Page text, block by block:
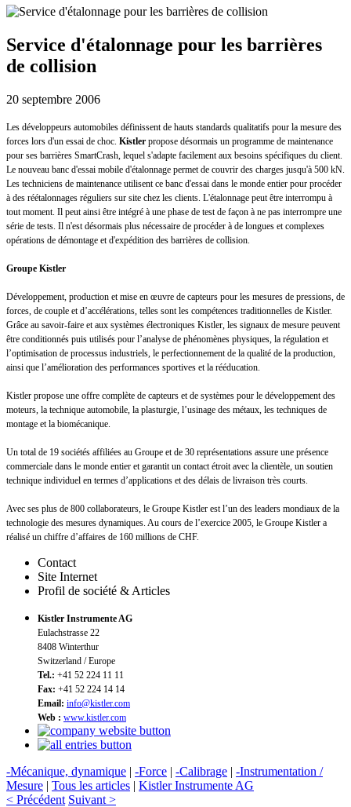
Service d'étalonnage pour les barrières
de collision
20 septembre 2006
Les développeurs automobiles définissent de hauts standards qualitatifs pour la mesure des
forces lors d'un essai de choc. Kistler propose désormais un programme de maintenance
pour ses barrières SmartCrash, lequel s'adapte facilement aux besoins spécifiques du client.
Le nouveau banc d'essai mobile d'étalonnage permet de couvrir des charges jusqu'à 500 kN.
Les techniciens de maintenance utilisent ce banc d'essai dans le monde entier pour procéder
à des réétalonnages réguliers sur site chez les clients. L'étalonnage peut être interrompu à
tout moment. Il peut ainsi être intégré à une phase de test de façon à ne pas interrompre une
série de tests. Il n'est désormais plus nécessaire de procéder à de longues et complexes
opérations de démontage et d'expédition des barrières de collision.
Groupe Kistler
Développement, production et mise en œuvre de capteurs pour les mesures de pressions, de
forces, de couple et d’accélérations, telles sont les compétences traditionnelles de Kistler.
Grâce au savoir-faire et aux systèmes électroniques Kistler, les signaux de mesure peuvent
être conditionnés puis utilisés pour l’analyse de phénomènes physiques, la régulation et
l’optimisation de processus industriels, le perfectionnement de la qualité de la production,
ainsi que l’amélioration des performances sportives et la rééducation.
Kistler propose une offre complète de capteurs et de systèmes pour le développement des
moteurs, la technique automobile, la plasturgie, l’usinage des métaux, les techniques de
montage et la biomécanique.
Un total de 19 sociétés affiliées au Groupe et de 30 représentations assure une présence
commerciale dans le monde entier et garantit un contact étroit avec la clientèle, un soutien
technique individuel en termes d’applications et des délais de livraison très courts.
Avec ses plus de 800 collaborateurs, le Groupe Kistler est l’un des leaders mondiaux de la
technologie des mesures dynamiques. Au cours de l’exercice 2005, le Groupe Kistler a
réalisé un chiffre d’affaires de 160 millions de CHF.
Contact
Site Internet
Profil de société & Articles
Kistler Instrumente AG
Eulachstrasse 22
8408 Winterthur
Switzerland / Europe
Tel.: +41 52 224 11 11
Fax: +41 52 224 14 14
Email: info@kistler.com
Web : www.kistler.com
-Mécanique, dynamique | -Force | -Calibrage | -Instrumentation /
Mesure | Tous les articles | Kistler Instrumente AG
< Précédent Suivant >